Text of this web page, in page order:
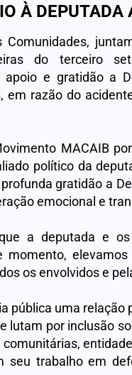
À DEPUTADA
do terceiro
apoio e gratidão a
em razão do
MACAIB
político da
gratidão a
emocional e
a deputada e
elevamos
os envolvidos e
pública uma
por inclusão
seu trabalho em